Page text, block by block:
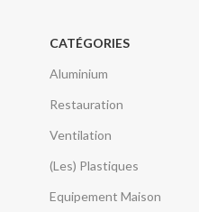
CATÉGORIES
Aluminium
Restauration
Ventilation
(Les) Plastiques
Equipement Maison